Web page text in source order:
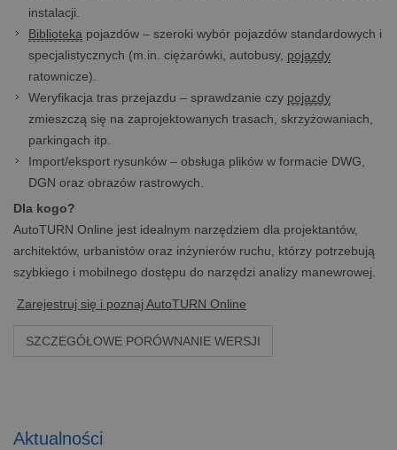
instalacji.
Biblioteka pojazdów – szeroki wybór pojazdów standardowych i
specjalistycznych (m.in. ciężarówki, autobusy, pojazdy
ratownicze).
Weryfikacja tras przejazdu – sprawdzanie czy pojazdy
zmieszczą się na zaprojektowanych trasach, skrzyżowaniach,
parkingach itp.
Import/eksport rysunków – obsługa plików w formacie DWG,
DGN oraz obrazów rastrowych.
Dla kogo?
AutoTURN Online jest idealnym narzędziem dla projektantów,
architektów, urbanistów oraz inżynierów ruchu, którzy potrzebują
szybkiego i mobilnego dostępu do narzędzi analizy manewrowej.
Zarejestruj się i poznaj AutoTURN Online
SZCZEGÓŁOWE PORÓWNANIE WERSJI
Aktualności